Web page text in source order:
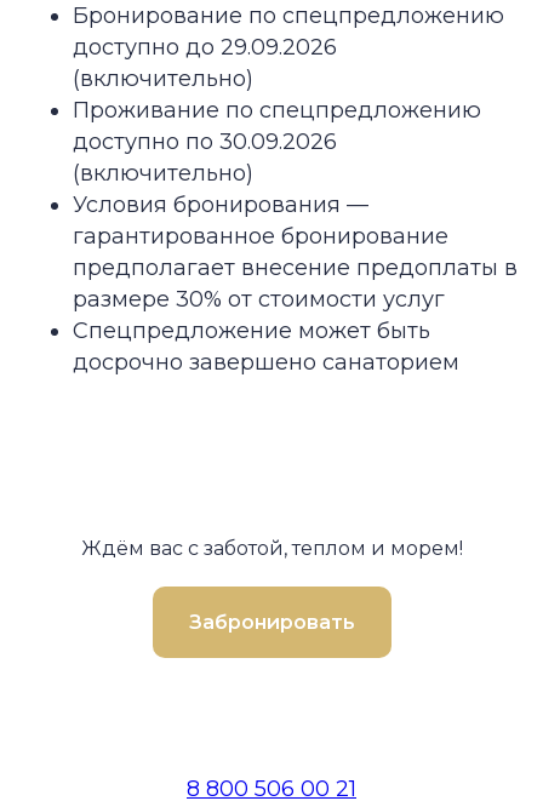
Бронирование по спецпредложению
доступно до 29.09.2026
(включительно)
Проживание по спецпредложению
доступно по 30.09.2026
(включительно)
Условия бронирования —
гарантированное бронирование
предполагает внесение предоплаты в
размере 30% от стоимости услуг
Спецпредложение может быть
досрочно завершено санаторием
Ждём вас с заботой, теплом и морем!
Забронировать
8 800 506 00 21